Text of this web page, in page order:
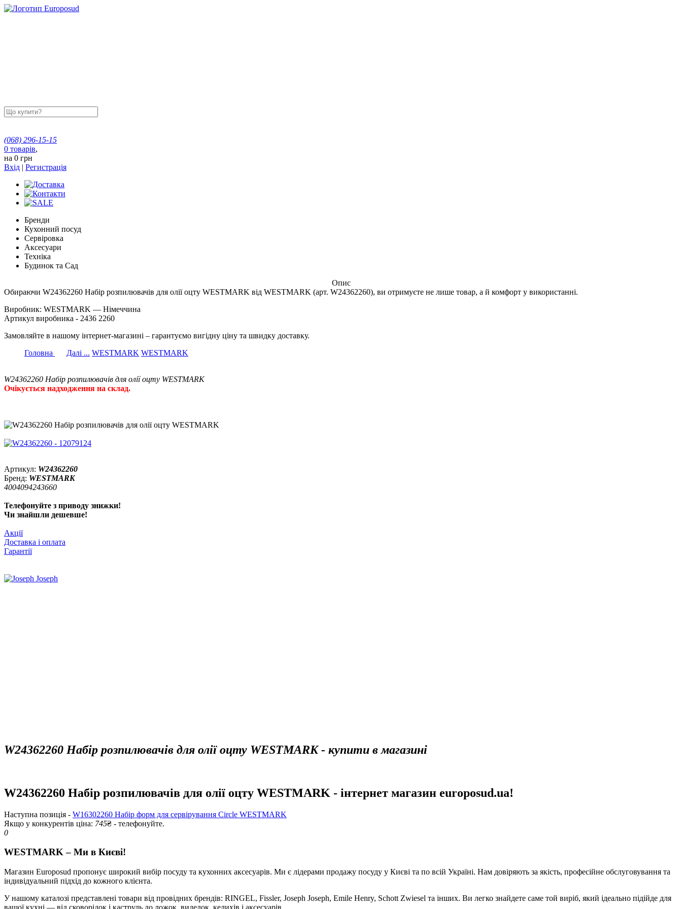
(068) 296-15-15
0 товарів,
на 0 грн
Вхід | Регистрація
Бренди
Кухонний посуд
Сервіровка
Аксесуари
Техніка
Будинок та Сад
Опис
Обираючи W24362260 Набір розпилювачів для олії оцту WESTMARK від WESTMARK (арт. W24362260), ви отримуєте не лише товар, а й комфорт у використанні.
Виробник: WESTMARK — Німеччина
Артикул виробника - 2436 2260
Замовляйте в нашому інтернет-магазині – гарантуємо вигідну ціну та швидку доставку.
Головна
Далі ... WESTMARK WESTMARK
W24362260 Набір розпилювачів для олії оцту WESTMARK
Очікується надходження на склад.
Артикул: W24362260
Бренд: WESTMARK
4004094243660
Телефонуйте з приводу знижки!
Чи знайшли дешевше!
Акції
Доставка і оплата
Гарантії
W24362260 Набір розпилювачів для олії оцту WESTMARK - купити в магазині
W24362260 Набір розпилювачів для олії оцту WESTMARK - інтернет магазин europosud.ua!
Наступна позиція - W16302260 Набір форм для сервірування Circle WESTMARK
Якщо у конкурентів ціна: 745₴ - телефонуйте.
0
WESTMARK – Ми в Києві!
Магазин Europosud пропонує широкий вибір посуду та кухонних аксесуарів. Ми є лідерами продажу посуду у Києві та по всій Україні. Нам довіряють за якість, професійне обслуговування та
індивідуальний підхід до кожного клієнта.
У нашому каталозі представлені товари від провідних брендів: RINGEL, Fissler, Joseph Joseph, Emile Henry, Schott Zwiesel та інших. Ви легко знайдете саме той виріб, який ідеально підійде для
вашої кухні — від сковорідок і каструль до ложок, виделок, келихів і аксесуарів.